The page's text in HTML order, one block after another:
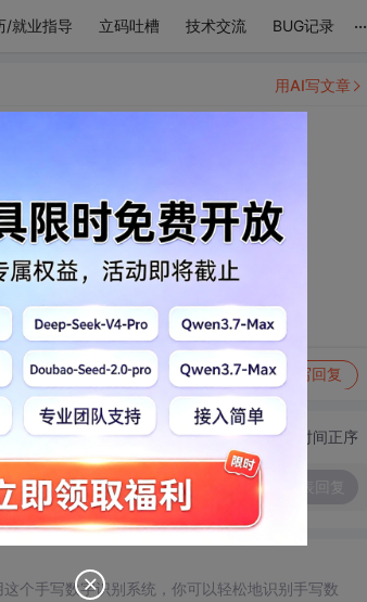
/就业指导 立码吐槽 技术交流 BUG记录 ...
神颜无法鼓掌
举报 写回复
用AI写文章
切换为时间正序
个手写数字识别系统，你可以轻松地识别手写数